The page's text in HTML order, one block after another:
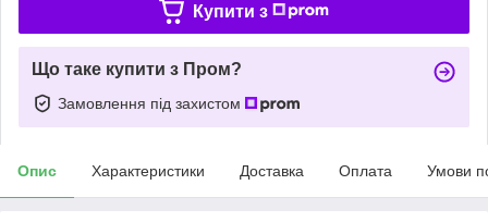
Купити з
Що таке купити з Пром?
Замовлення під захистом
Опис Характеристики Доставка Оплата Умови